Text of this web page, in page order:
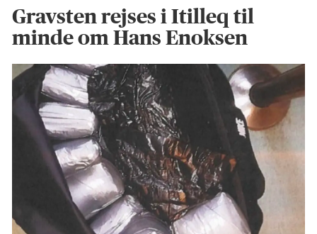
Gravsten rejses i Itilleq til
minde om Hans Enoksen